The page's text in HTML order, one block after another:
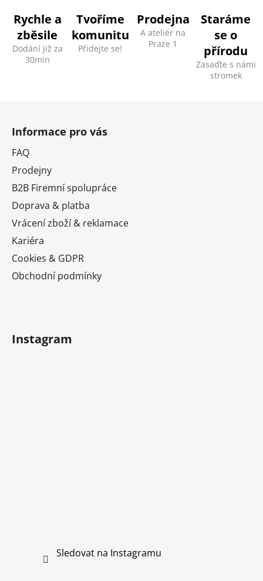
Rychle a
zběsile
Dodání již za
30min
Tvoříme
komunitu
Přidejte se!
Prodejna
A ateliér na
Praze 1
Staráme
se o
přírodu
Zasaďte s námi
stromek
Informace pro vás
FAQ
Prodejny
B2B Firemní spolupráce
Doprava & platba
Vrácení zboží & reklamace
Kariéra
Cookies & GDPR
Obchodní podmínky
Instagram
Sledovat na Instagramu